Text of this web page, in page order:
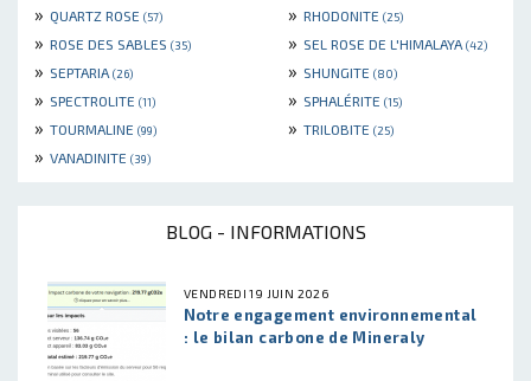
» QUARTZ ROSE (57) » RHODONITE (25)
» ROSE DES SABLES (35) » SEL ROSE DE L'HIMALAYA (42)
» SEPTARIA (26) » SHUNGITE (80)
» SPECTROLITE (11) » SPHALÉRITE (15)
» TOURMALINE (99) » TRILOBITE (25)
» VANADINITE (39)
BLOG - INFORMATIONS
VENDREDI 19 JUIN 2026
Notre engagement environnemental
: le bilan carbone de Mineraly